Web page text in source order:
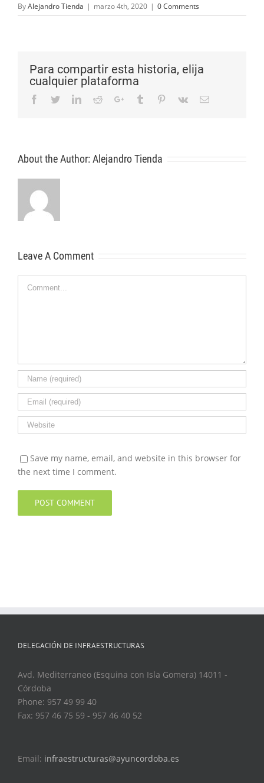
ByAlejandro Tienda | marzo 4th, 2020 | 0 Comments
Para compartir esta historia, elija
cualquier plataforma
Facebook
TwitterLinkedIn
RedditGoogle+Tumblr Pinterest
Vk Email
About the Author: Alejandro Tienda
Leave A Comment
Comment
Save my name, email, and website in this browser for
the next time I comment.
DELEGACIÓN DE INFRAESTRUCTURAS
Avd. Mediterraneo (Esquina con Isla Gomera) 14011 -
Córdoba
Phone: 957 49 99 40
Fax: 957 46 75 59 - 957 46 40 52
Email: infraestructuras@ayuncordoba.es